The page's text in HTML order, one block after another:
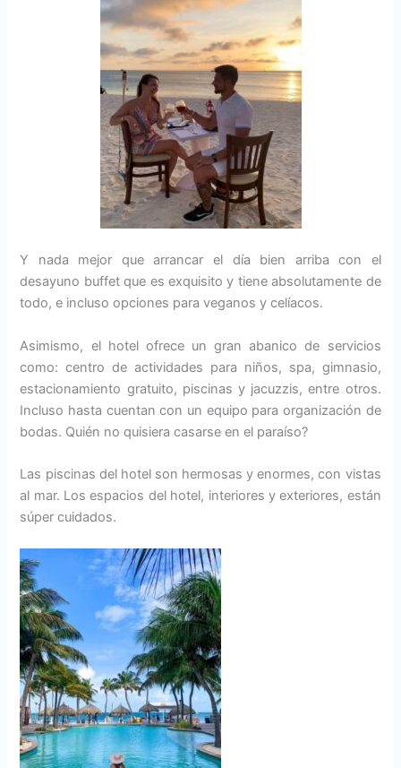
Y nada mejor que arrancar el día bien arriba con el
desayuno buffet que es exquisito y tiene absolutamente de
todo, e incluso opciones para veganos y celíacos.
Asimismo, el hotel ofrece un gran abanico de servicios
como: centro de actividades para niños, spa, gimnasio,
estacionamiento gratuito, piscinas y jacuzzis, entre otros.
Incluso hasta cuentan con un equipo para organización de
bodas. Quién no quisiera casarse en el paraíso?
Las piscinas del hotel son hermosas y enormes, con vistas
al mar. Los espacios del hotel, interiores y exteriores, están
súper cuidados.